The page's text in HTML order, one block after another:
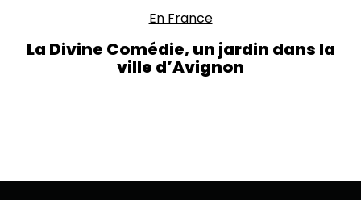
En France
La Divine Comédie, un jardin dans la
ville d’Avignon